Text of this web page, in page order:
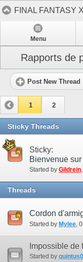
FINAL FANTASY
Menu
Rapports de
Post New Thread
1 2
Sticky Threads
Sticky:
Started by Gildrein
Threads
Cordon
Started by Mylee ‎,
Impossible de
Started by